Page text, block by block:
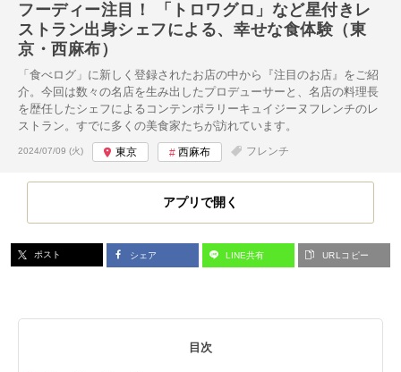
フーディー注目！ 「トロワグロ」など星付きレ
ストラン出身シェフによる、幸せな食体験（東
京・西麻布）
「食べログ」に新しく登録されたお店の中から『注目のお店』をご紹
介。今回は数々の名店を生み出したプロデューサーと、名店の料理長
を歴任したシェフによるコンテンポラリーキュイジーヌフレンチのレ
ストラン。すでに多くの美食家たちが訪れています。
投稿日:
2024/07/09 (火) 東京 西麻布 フレンチ
アプリで開く
ポスト シェア LINE共有 URLコピー
目次